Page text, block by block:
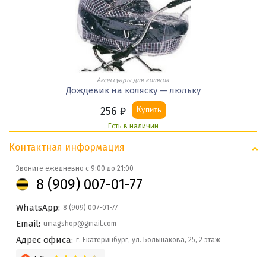
Аксессуары для колясок
Дождевик на коляску — люльку
256 ₽ Купить
Есть в наличии
Контактная информация
Звоните ежедневно с 9:00 до 21:00
8 (909) 007-01-77
WhatsApp: 8 (909) 007-01-77
Email: umagshop@gmail.com
Адрес офиса: г. Екатеринбург, ул. Большакова, 25, 2 этаж